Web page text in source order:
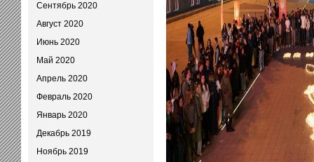
Сентябрь 2020
Август 2020
Июнь 2020
Май 2020
Апрель 2020
Февраль 2020
Январь 2020
Декабрь 2019
Ноябрь 2019